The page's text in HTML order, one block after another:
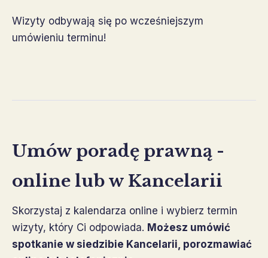
Wizyty odbywają się po wcześniejszym
umówieniu terminu!
Umów poradę prawną -
online lub w Kancelarii
Skorzystaj z kalendarza online i wybierz termin
wizyty, który Ci odpowiada. Możesz umówić
spotkanie w siedzibie Kancelarii, porozmawiać